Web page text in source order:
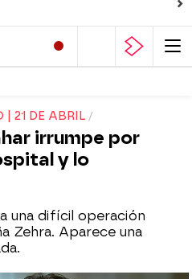
| 21 DE ABRIL
irrumpe por
y lo
una difícil operación
Zehra. Aparece una